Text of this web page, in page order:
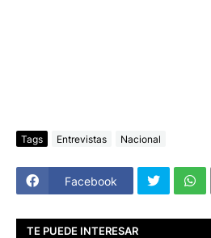
Tags Entrevistas Nacional
Facebook
TE PUEDE INTERESAR